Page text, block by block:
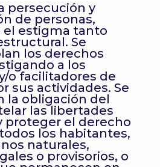
persecución y
de personas,
estigma tanto
Se
los derechos
a los
o facilitadores de
sus actividades. Se
la obligación del
las libertades
proteger el derecho
los habitantes,
naturales,
o provisorios, o